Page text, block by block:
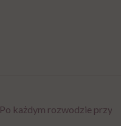
Po każdym rozwodzie